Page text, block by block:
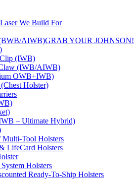
We Build For
AIWB)GRAB YOUR JOHNSON!
(IWB)
(IWB/AIWB)
OWB+IWB)
Holster)
– Ultimate Hybrid)
Multi-Tool Holsters
LifeCard Holsters
Holsters
Ready-To-Ship Holsters